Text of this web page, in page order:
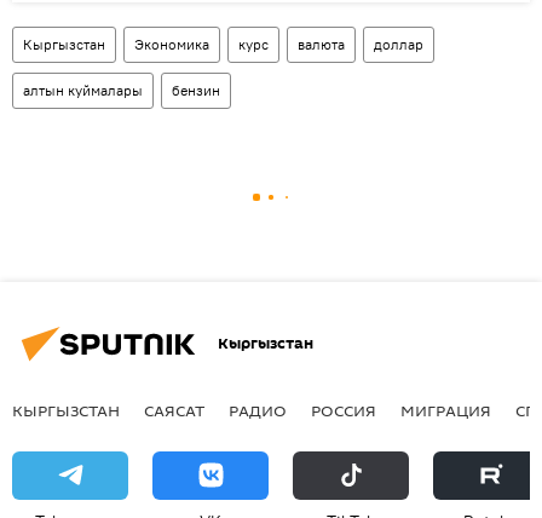
Кыргызстан Экономика курс валюта доллар
алтын куймалары бензин
Кыргызстан
КЫРГЫЗСТАН САЯСАТ РАДИО РОССИЯ МИГРАЦИЯ